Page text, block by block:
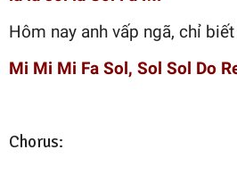
Hôm nay anh vấp ngã, chỉ
Mi Mi Mi Fa Sol, Sol Sol Do
Chorus: